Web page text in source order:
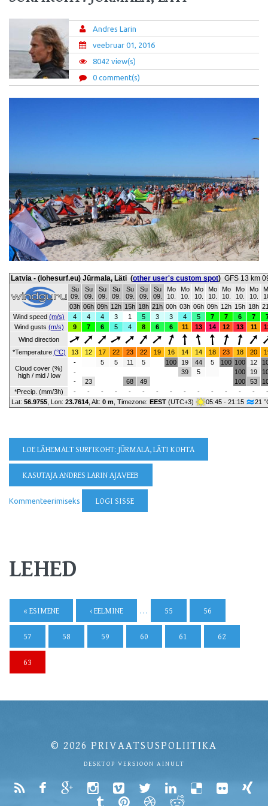
Andres Larin
veebruar 01, 2016
8042 view(s)
0 comment(s)
Latvia - (lohesurf.eu) Jūrmala, Läti (other user's custom spot) GFS 13 km
Su
09.
Su
09.
Su
09.
Su
09.
Su
09.
Su
09.
Su
09.
Mo
10.
Mo
10.
Mo
10.
Mo
10.
Mo
10.
Mo
10.
Mo
10.
03h 06h 09h 12h 15h 18h 21h 00h 03h 06h 09h 12h 15h 18h
Wind speed (m/s) 4 4 4 3 1 5 3 3 4 5 7 7 6 7
Wind gusts (m/s) 9 7 6 5 4 8 6 6 11 13 14 12 13 11
Wind direction
*Temperature (°C) 13 12 17 22 23 22 19 16 14 14 18 23 18 20
Cloud cover (%)
high / mid / low
-
-
-
23
5 5 11
68
5
49
100
19
39
44
5
5 100 100
100
100
12
19
53
*Precip. (mm/3h)
- - - - - - - - - - - - - -
-
Lat: 56.9755 , Lon: 23.7614 Alt: 0 m , Timezone: EEST (UTC+3) 05:45 - 21:15 21
LOE LÄHEMALT SURFIKOHT: JŪRMALA, LÄTI KOHTA
KASUTAJA ANDRES LARIN AJAVEEB
Kommenteerimiseks LOGI SISSE
LEHED
« ESIMENE ‹ EELMINE … 55 56
57 58 59 60 61 62
63
© 2026 PRIVAATSUSPOLIITIKA
DESKTOP VERSIOON AINULT